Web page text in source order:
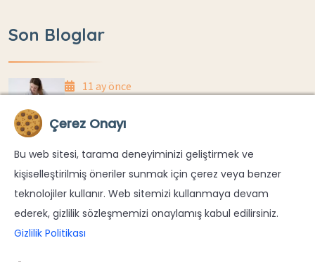
Son Bloglar
11 ay önce
Yapılır?
11 ay önce
Yenidoğanlarda Göbek Kordonu Düşme
Çerez Onayı
Bu web sitesi, tarama deneyiminizi geliştirmek ve
kişiselleştirilmiş öneriler sunmak için çerez veya benzer
teknolojiler kullanır. Web sitemizi kullanmaya devam
ederek, gizlilik sözleşmemizi onaylamış kabul edilirsiniz.
Gizlilik Politikası